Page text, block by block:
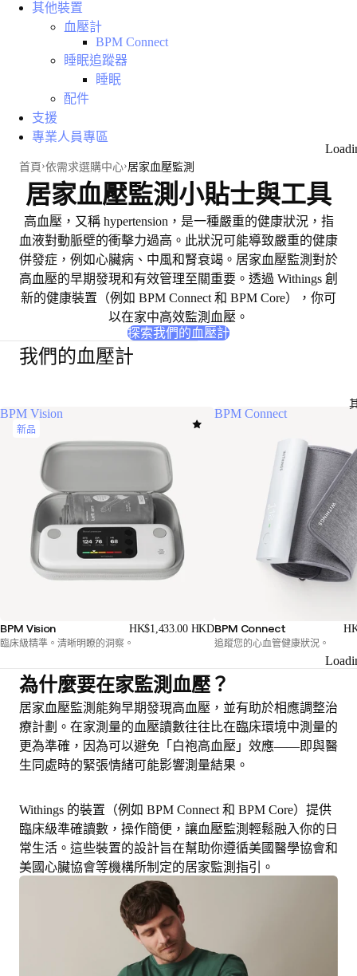
其他裝置
血壓計
BPM Connect
睡眠追蹤器
睡眠
配件
支援
專業人員專區
首頁 依需求選購中心 居家血壓監測
居家血壓監測小貼士與工具
高血壓，又稱 hypertension ，是一種嚴重的健康狀況，指
血液對動脈壁的衝擊力過高。此狀況可能導致嚴重的健康
併發症 ，例如心臟病、中風和腎衰竭。居家血壓監測對於
高血壓的早期發現和有效管理至關重要。透過 Withings 創
新的健康裝置（例如 BPM Connect 和 BPM Core），你可
以在家中高效監測血壓。
探索我們的血壓計
我們的血壓計
BPM Vision
新品
BPM Vision HK$1,433.00 HKD
臨床級精準。清晰明瞭的洞察。
BPM Connect
BPM Connect
追蹤您的心血管健康狀況。
為什麼要在家監測血壓？
居家血壓監測能夠早期發現高血壓，並有助於相應調整治
療計劃。在家測量的血壓讀數往往比在臨床環境中測量的
更為準確 ，因為可以避免「白袍高血壓」效應——即與醫
生同處時的緊張情緒可能影響測量結果。
Withings 的裝置（例如 BPM Connect 和 BPM Core）提供
臨床級準確讀數，操作簡便，讓血壓監測輕鬆融入你的日
常生活。這些裝置的設計旨在幫助你遵循美國醫學協會和
美國心臟協會等機構所制定的居家監測指引。